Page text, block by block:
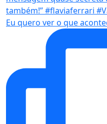
Eu quero ver o que